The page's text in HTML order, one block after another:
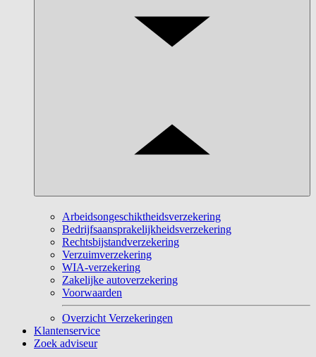
Arbeidsongeschiktheidsverzekering
Bedrijfsaansprakelijkheidsverzekering
Rechtsbijstandverzekering
Verzuimverzekering
WIA-verzekering
Zakelijke autoverzekering
Voorwaarden
Overzicht Verzekeringen
Klantenservice
Zoek adviseur